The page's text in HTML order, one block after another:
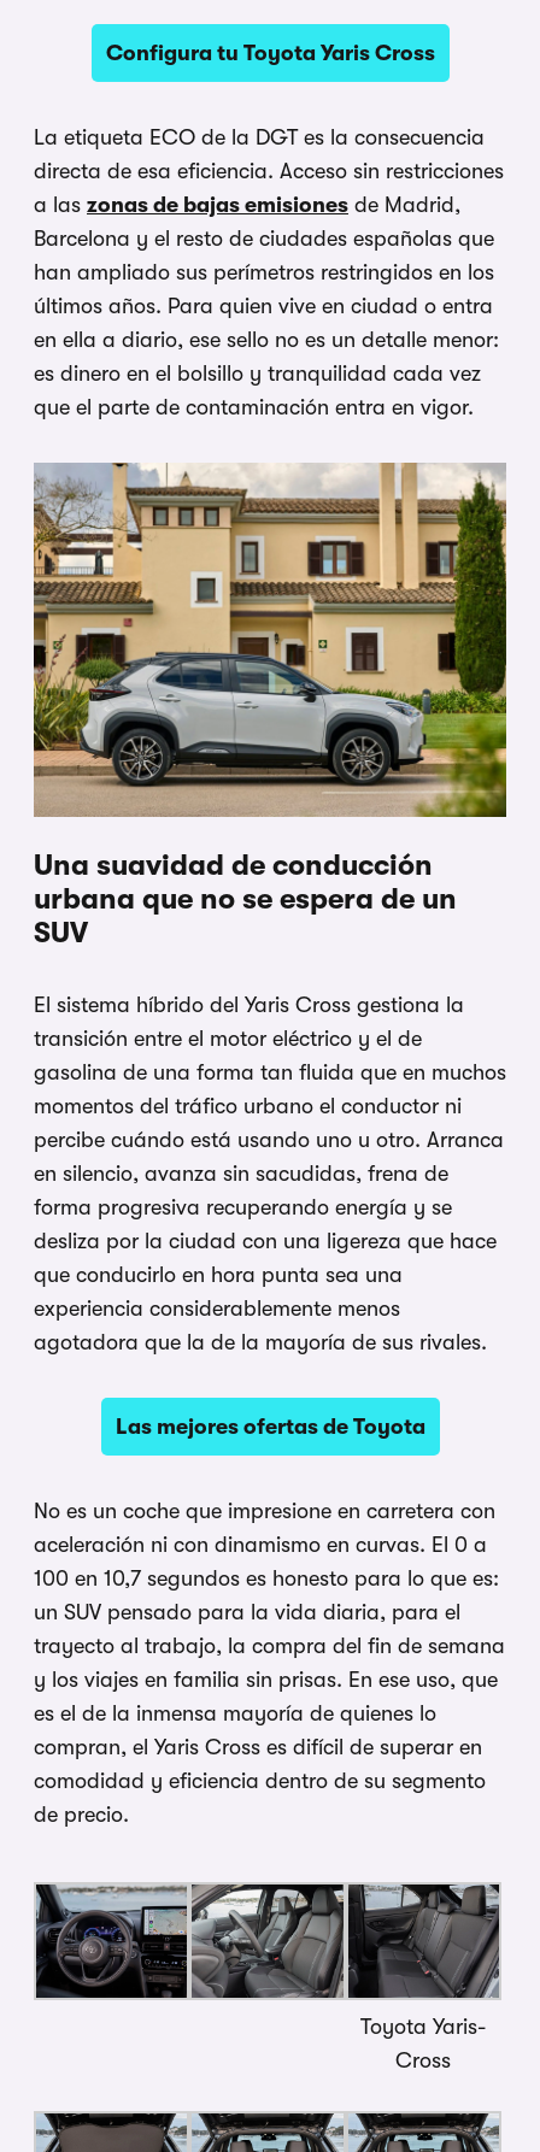
Configura tu Toyota Yaris Cross
La etiqueta ECO de la DGT es la consecuencia
directa de esa eficiencia. Acceso sin restricciones
a las zonas de bajas emisiones de Madrid,
Barcelona y el resto de ciudades españolas que
han ampliado sus perímetros restringidos en los
últimos años. Para quien vive en ciudad o entra
en ella a diario, ese sello no es un detalle menor:
es dinero en el bolsillo y tranquilidad cada vez
que el parte de contaminación entra en vigor.
Una suavidad de conducción
urbana que no se espera de un
SUV
El sistema híbrido del Yaris Cross gestiona la
transición entre el motor eléctrico y el de
gasolina de una forma tan fluida que en muchos
momentos del tráfico urbano el conductor ni
percibe cuándo está usando uno u otro. Arranca
en silencio, avanza sin sacudidas, frena de
forma progresiva recuperando energía y se
desliza por la ciudad con una ligereza que hace
que conducirlo en hora punta sea una
experiencia considerablemente menos
agotadora que la de la mayoría de sus rivales.
Las mejores ofertas de Toyota
No es un coche que impresione en carretera con
aceleración ni con dinamismo en curvas. El 0 a
100 en 10,7 segundos es honesto para lo que es:
un SUV pensado para la vida diaria, para el
trayecto al trabajo, la compra del fin de semana
y los viajes en familia sin prisas. En ese uso, que
es el de la inmensa mayoría de quienes lo
compran, el Yaris Cross es difícil de superar en
comodidad y eficiencia dentro de su segmento
de precio.
Toyota Yaris-
Cross